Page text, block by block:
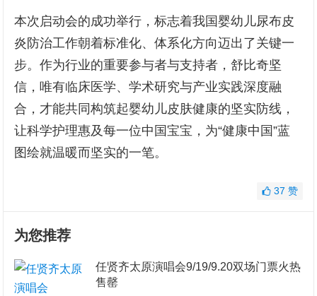
本次启动会的成功举行，标志着我国婴幼儿尿布皮
炎防治工作朝着标准化、体系化方向迈出了关键一
步。作为行业的重要参与者与支持者，舒比奇坚
信，唯有临床医学、学术研究与产业实践深度融
合，才能共同构筑起婴幼儿皮肤健康的坚实防线，
让科学护理惠及每一位中国宝宝，为“健康中国”蓝
图绘就温暖而坚实的一笔。
37 赞
为您推荐
任贤齐太原演唱会9/19/9.20双场门票火热
售罄